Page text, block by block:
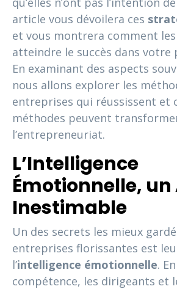
article vous dévoilera ces
et vous montrera comment
atteindre le succès dans
En examinant des aspects
nous allons explorer les
entreprises qui réussissent et
méthodes peuvent
l’entrepreneuriat.
L’Intelligence
Émotionnelle,
Inestimable
Un des secrets les mieux
entreprises florissantes est
l’intelligence émotionnelle.
compétence, les dirigeants et